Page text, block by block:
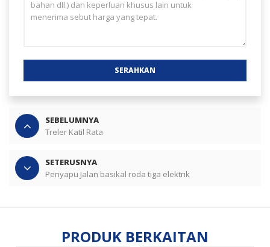
SERAHKAN
SEBELUMNYA
Treler Katil Rata
SETERUSNYA
Penyapu Jalan basikal roda tiga elektrik
PRODUK BERKAITAN